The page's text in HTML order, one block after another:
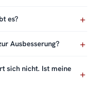
es?
Ausbesserung?
sich nicht. Ist meine